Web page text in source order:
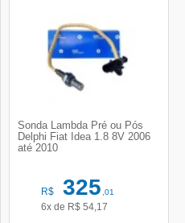
Sonda Lambda Pré ou Pós
Delphi Fiat Idea 1.8 8V 2006
até 2010
R$ 325,01
6x de R$ 54,17